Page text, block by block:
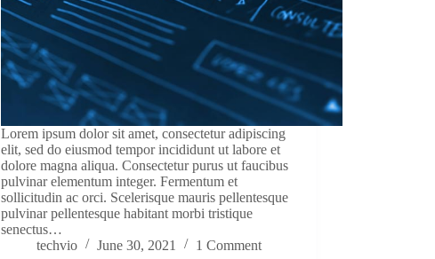
Lorem ipsum dolor sit amet, consectetur adipiscing
elit, sed do eiusmod tempor incididunt ut labore et
dolore magna aliqua. Consectetur purus ut faucibus
pulvinar elementum integer. Fermentum et
sollicitudin ac orci. Scelerisque mauris pellentesque
pulvinar pellentesque habitant morbi tristique
senectus…
techvio
June 30, 2021 1 Comment